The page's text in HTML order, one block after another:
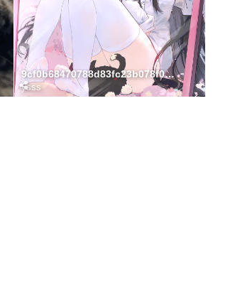
9cf0b68470788d83fc23b078f07f885bb4bdafb3
ysss